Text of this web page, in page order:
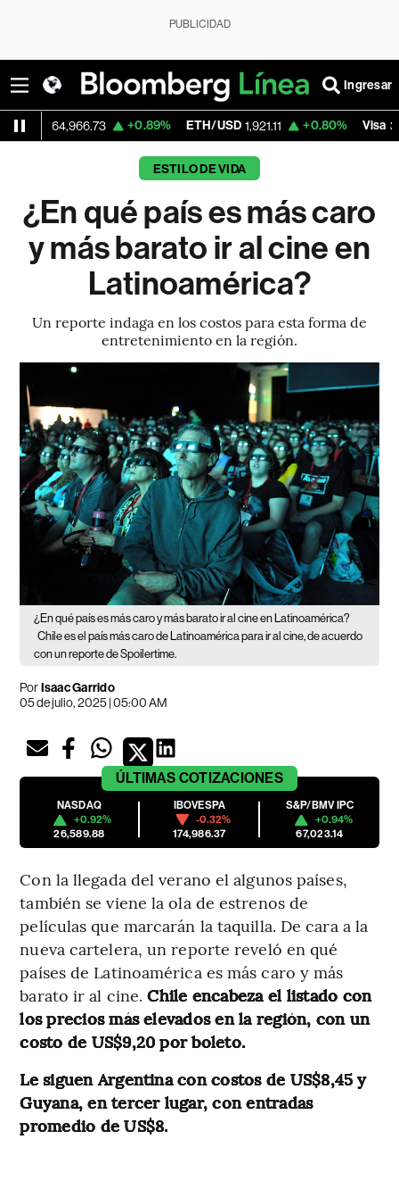
PUBLICIDAD
Ingresar
+0.89% ETH/USD 1,921.11 +0.80% Visa 366.425
ESTILO DE VIDA
¿En qué país es más caro
y más barato ir al cine en
Latinoamérica?
Un reporte indaga en los costos para esta forma de
entretenimiento en la región.
¿En qué país es más caro y más barato ir al cine en Latinoamérica?
Chile es el país más caro de Latinoamérica para ir al cine, de acuerdo
con un reporte de Spoilertime.
PorIsaac Garrido
05 de julio, 2025 | 05:00 AM
ÚLTIMAS COTIZACIONES
NASDAQ
+0.92%
26,589.88
IBOVESPA
-0.32%
174,986.37
S&P/BMV IPC
+0.94%
67,023.14
Con la llegada del verano el algunos países,
también se viene la ola de estrenos de
películas que marcarán la taquilla. De cara a la
nueva cartelera, un reporte reveló en qué
países de Latinoamérica es más caro y más
barato ir al cine.Chile encabeza el listado con
los precios más elevados en la región, con un
costo de US$9,20 por boleto.
Le siguen Argentina con costos de US$8,45 y
Guyana, en tercer lugar, con entradas
promedio de US$8.